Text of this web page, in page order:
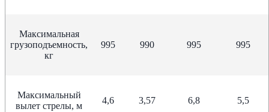
Максимальная
грузоподъемность,
кг
995 990 995 995
Максимальный
вылет стрелы, м
4,6 3,57 6,8 5,5